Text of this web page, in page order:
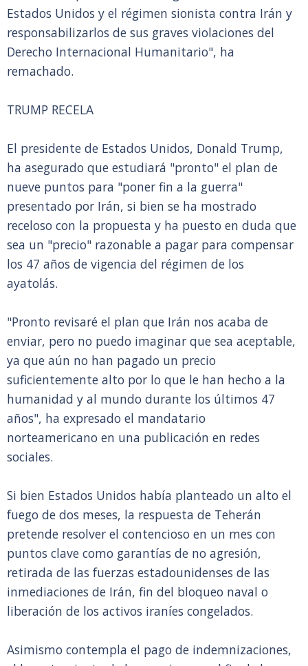
Estados Unidos y el régimen sionista contra Irán y
responsabilizarlos de sus graves violaciones del
Derecho Internacional Humanitario", ha
remachado.
TRUMP RECELA
El presidente de Estados Unidos, Donald Trump,
ha asegurado que estudiará "pronto" el plan de
nueve puntos para "poner fin a la guerra"
presentado por Irán, si bien se ha mostrado
receloso con la propuesta y ha puesto en duda que
sea un "precio" razonable a pagar para compensar
los 47 años de vigencia del régimen de los
ayatolás.
"Pronto revisaré el plan que Irán nos acaba de
enviar, pero no puedo imaginar que sea aceptable,
ya que aún no han pagado un precio
suficientemente alto por lo que le han hecho a la
humanidad y al mundo durante los últimos 47
años", ha expresado el mandatario
norteamericano en una publicación en redes
sociales.
Si bien Estados Unidos había planteado un alto el
fuego de dos meses, la respuesta de Teherán
pretende resolver el contencioso en un mes con
puntos clave como garantías de no agresión,
retirada de las fuerzas estadounidenses de las
inmediaciones de Irán, fin del bloqueo naval o
liberación de los activos iraníes congelados.
Asimismo contempla el pago de indemnizaciones,